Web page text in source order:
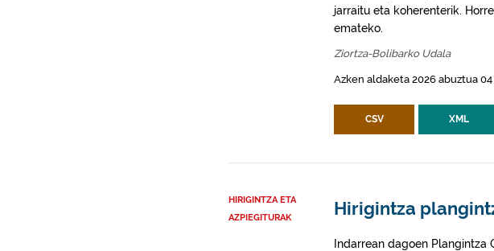
jarraitu eta koherenterik.
emateko.
Ziortza-Bolibarko Udala
Azken aldaketa 2026 abuztua 04
CSV XML
HIRIGINTZA ETA
AZPIEGITURAK
Hirigintza
Indarrean dagoen